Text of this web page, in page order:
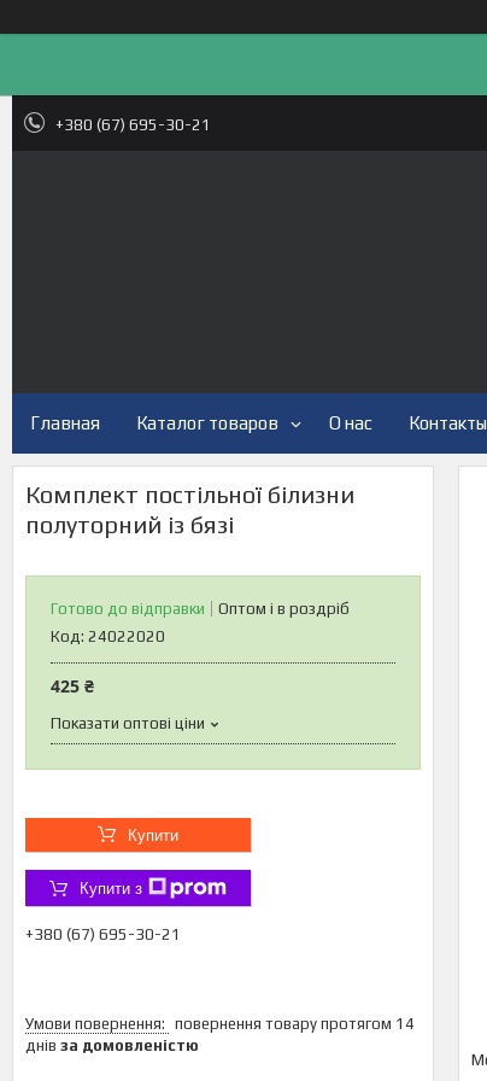
+380 (67) 695-30-21
Главная Каталог товаров О нас Контакты
Комплект постільної білизни
полуторний із бязі
Готово до відправки
Оптом і в роздріб
Код: 24022020
425 ₴
Показати оптові ціни
Купити
Купити з
+380 (67) 695-30-21
повернення товару протягом 14
днів за домовленістю